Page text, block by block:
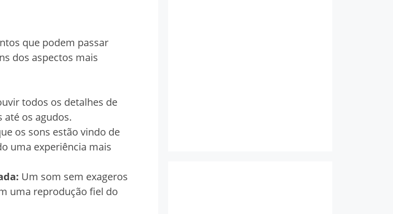
que podem passar
dos aspectos mais
todos os detalhes de
até os agudos.
os sons estão vindo de
uma experiência mais
Um som sem exageros
uma reprodução fiel do